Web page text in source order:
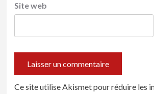
Site web
Ce site utilise Akismet pour réduire les